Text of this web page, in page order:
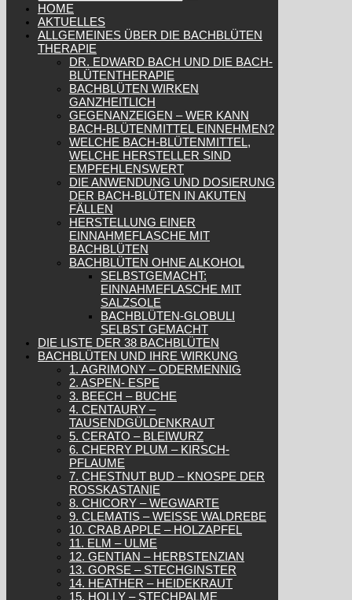
HOME
AKTUELLES
ALLGEMEINES ÜBER DIE BACHBLÜTEN
THERAPIE
DR. EDWARD BACH UND DIE BACH-
BLÜTENTHERAPIE
BACHBLÜTEN WIRKEN
GANZHEITLICH
GEGENANZEIGEN – WER KANN
BACH-BLÜTENMITTEL EINNEHMEN?
WELCHE BACH-BLÜTENMITTEL,
WELCHE HERSTELLER SIND
EMPFEHLENSWERT
DIE ANWENDUNG UND DOSIERUNG
DER BACH-BLÜTEN IN AKUTEN
FÄLLEN
HERSTELLUNG EINER
EINNAHMEFLASCHE MIT
BACHBLÜTEN
BACHBLÜTEN OHNE ALKOHOL
SELBSTGEMACHT:
EINNAHMEFLASCHE MIT
SALZSOLE
BACHBLÜTEN-GLOBULI
SELBST GEMACHT
DIE LISTE DER 38 BACHBLÜTEN
BACHBLÜTEN UND IHRE WIRKUNG
1. AGRIMONY – ODERMENNIG
2. ASPEN- ESPE
3. BEECH – BUCHE
4. CENTAURY –
TAUSENDGÜLDENKRAUT
5. CERATO – BLEIWURZ
6. CHERRY PLUM – KIRSCH-
PFLAUME
7. CHESTNUT BUD – KNOSPE DER
ROSSKASTANIE
8. CHICORY – WEGWARTE
9. CLEMATIS – WEISSE WALDREBE
10. CRAB APPLE – HOLZAPFEL
11. ELM – ULME
12. GENTIAN – HERBSTENZIAN
13. GORSE – STECHGINSTER
14. HEATHER – HEIDEKRAUT
15. HOLLY – STECHPALME